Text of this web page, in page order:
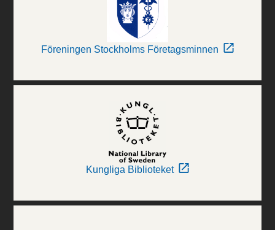
Föreningen Stockholms Företagsminnen
Kungliga Biblioteket